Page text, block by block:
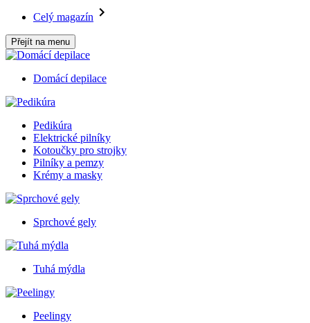
Celý magazín
Přejít na menu
Domácí depilace
Pedikúra
Elektrické pilníky
Kotoučky pro strojky
Pilníky a pemzy
Krémy a masky
Sprchové gely
Tuhá mýdla
Peelingy